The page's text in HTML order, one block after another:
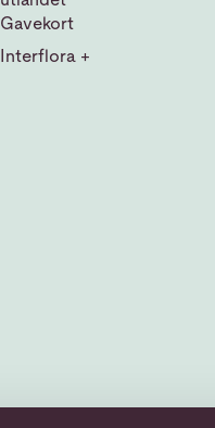
Gavekort
Interflora +